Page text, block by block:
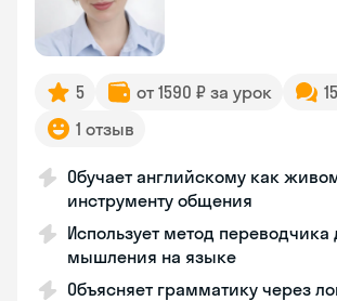
5 от 1590 ₽ за урок
1 отзыв
Обучает английскому как
инструменту общения
Использует метод переводчика
мышления на языке
Объясняет грамматику через